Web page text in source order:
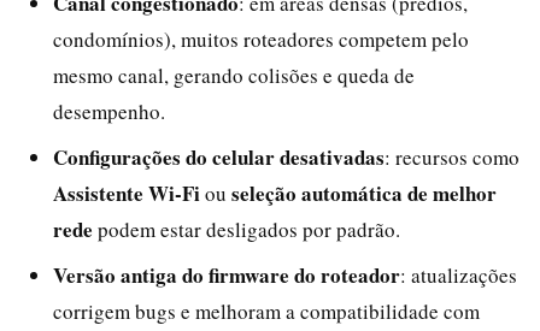
condomínios), muitos roteadores competem pelo
mesmo canal, gerando colisões e queda de
desempenho.
Configurações do celular desativadas: recursos como
Assistente Wi‑Fiou seleção automática de melhor
rede podem estar desligados por padrão.
Versão antiga do firmware do roteador: atualizações
corrigem bugs e melhoram a compatibilidade com